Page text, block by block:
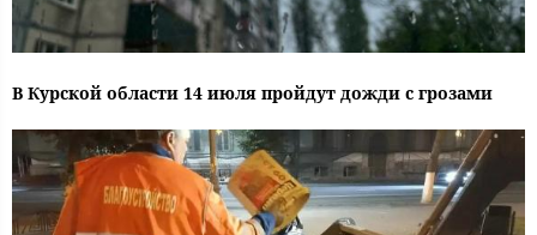
В Курской области 14 июля пройдут дожди с грозами